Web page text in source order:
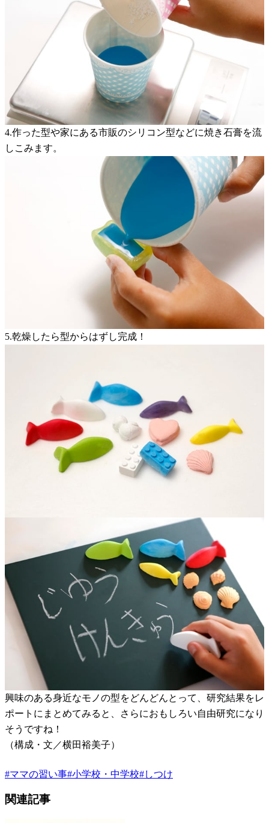
4.作った型や家にある市販のシリコン型などに焼き石膏を流
しこみます。
5.乾燥したら型からはずし完成！
興味のある身近なモノの型をどんどんとって、研究結果をレ
ポートにまとめてみると、さらにおもしろい自由研究になり
そうですね！
（構成・文／横田裕美子）
#ママの習い事#小学校・中学校#しつけ
関連記事